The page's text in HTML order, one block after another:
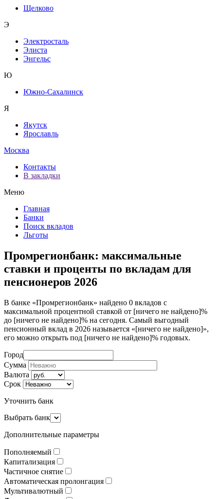
Щелково
Э
Электросталь
Элиста
Энгельс
Ю
Южно-Сахалинск
Я
Якутск
Ярославль
Москва
Контакты
В закладки
Меню
Главная
Банки
Поиск вкладов
Льготы
Промрегионбанк: максимальные
ставки и проценты по вкладам для
пенсионеров 2026
В банке «Промрегионбанк» найдено 0 вкладов с
максимальной процентной ставкой от [ничего не найдено]%
до [ничего не найдено]% на сегодня. Самый выгодный
пенсионный вклад в 2026 называется «[ничего не найдено]»,
его можно открыть под [ничего не найдено]% годовых.
Город
Сумма
Валюта
Срок
Уточнить банк
Выбрать банк
Дополнительные параметры
Пополняемый
Капитализация
Частичное снятие
Автоматическая пролонгация
Мультивалютный